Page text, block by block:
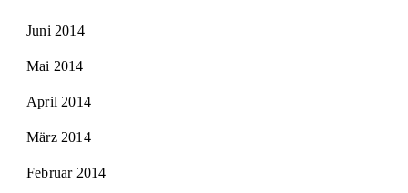
Juni 2014
Mai 2014
April 2014
März 2014
Februar 2014